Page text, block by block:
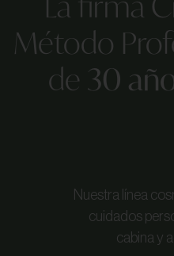
Método
de 30
Nuestra línea
cuidados
cabina y